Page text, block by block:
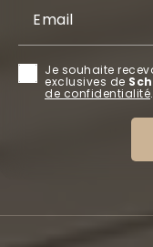
Email
Je souhaite
exclusives de
de confidentialité.